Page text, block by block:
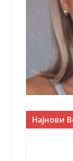
Најнови